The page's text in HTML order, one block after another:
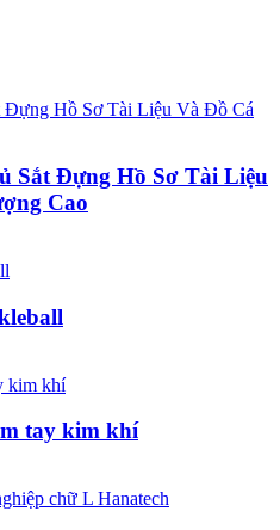
Sắt Đựng Hồ Sơ Tài Liệu
Cao
tay kim khí